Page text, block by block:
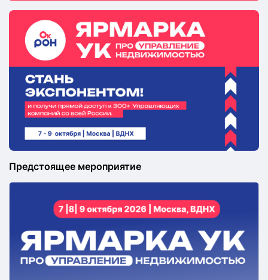
Предстоящее мероприятие